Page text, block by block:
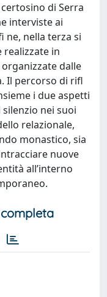
di Serra
interviste ai
ne, nella terza si
in
dalle
Il percorso di rifl
i due aspetti
nei suoi
relazionale,
monastico, sia
nuove
all’interno